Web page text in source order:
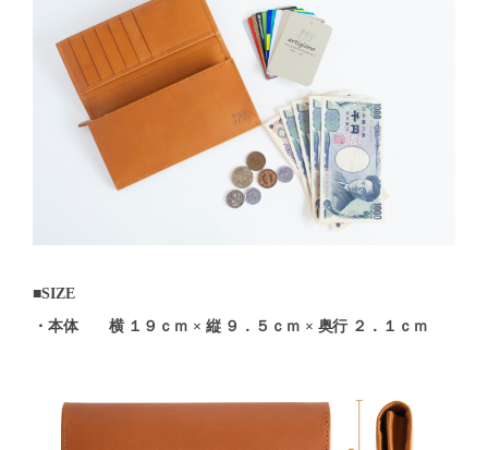
■SIZE
・本体 横 １９ｃｍ × 縦 ９．５ｃｍ × 奥行 ２．１ｃｍ